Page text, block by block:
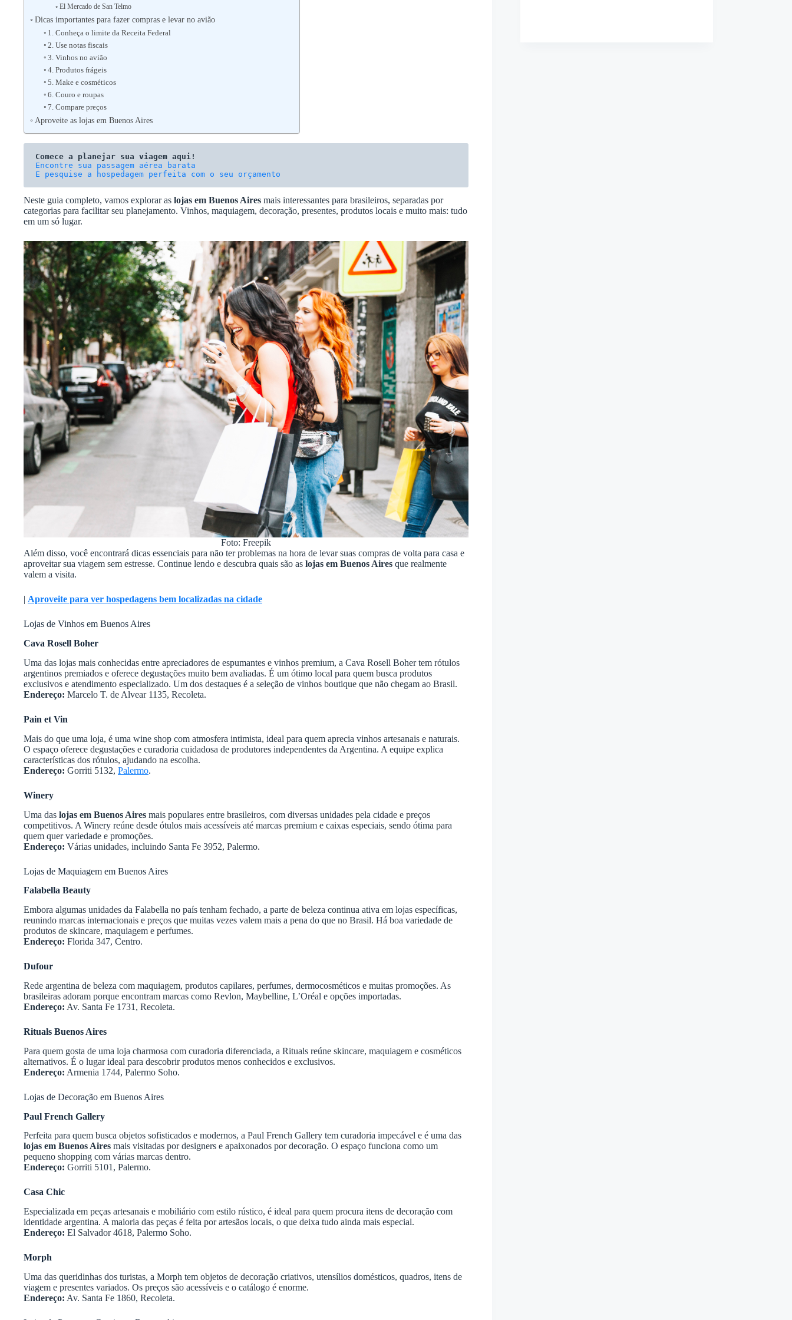
El Mercado de San Telmo
Dicas importantes para fazer compras e levar no avião
1. Conheça o limite da Receita Federal
2. Use notas fiscais
3. Vinhos no avião
4. Produtos frágeis
5. Make e cosméticos
6. Couro e roupas
7. Compare preços
Aproveite as lojas em Buenos Aires
Comece a planejar sua viagem aqui!
E pesquise a hospedagem perfeita com o seu orçamento
Neste guia completo, vamos explorar as lojas em Buenos Aires mais interessantes para brasileiros, separadas por
categorias para facilitar seu planejamento. Vinhos, maquiagem, decoração, presentes, produtos locais e muito mais: tudo
em um só lugar.
Foto: Freepik
Além disso, você encontrará dicas essenciais para não ter problemas na hora de levar suas compras de volta para casa e
aproveitar sua viagem sem estresse. Continue lendo e descubra quais são as lojas em Buenos Aires que realmente
valem a visita.
| Aproveite para ver hospedagens bem localizadas na cidade
Lojas de Vinhos em Buenos Aires
Cava Rosell Boher
Uma das lojas mais conhecidas entre apreciadores de espumantes e vinhos premium, a Cava Rosell Boher tem rótulos
argentinos premiados e oferece degustações muito bem avaliadas. É um ótimo local para quem busca produtos
exclusivos e atendimento especializado. Um dos destaques é a seleção de vinhos boutique que não chegam ao Brasil.
Endereço: Marcelo T. de Alvear 1135, Recoleta.
Pain et Vin
Mais do que uma loja, é uma wine shop com atmosfera intimista, ideal para quem aprecia vinhos artesanais e naturais.
O espaço oferece degustações e curadoria cuidadosa de produtores independentes da Argentina. A equipe explica
características dos rótulos, ajudando na escolha.
Endereço: Gorriti 5132, Palermo.
Winery
Uma das lojas em Buenos Aires mais populares entre brasileiros, com diversas unidades pela cidade e preços
competitivos. A Winery reúne desde ótulos mais acessíveis até marcas premium e caixas especiais, sendo ótima para
quem quer variedade e promoções.
Endereço: Várias unidades, incluindo Santa Fe 3952, Palermo.
Lojas de Maquiagem em Buenos Aires
Falabella Beauty
Embora algumas unidades da Falabella no país tenham fechado, a parte de beleza continua ativa em lojas específicas,
reunindo marcas internacionais e preços que muitas vezes valem mais a pena do que no Brasil. Há boa variedade de
produtos de skincare, maquiagem e perfumes.
Endereço: Florida 347, Centro.
Dufour
Rede argentina de beleza com maquiagem, produtos capilares, perfumes, dermocosméticos e muitas promoções. As
brasileiras adoram porque encontram marcas como Revlon, Maybelline, L’Oréal e opções importadas.
Endereço: Av. Santa Fe 1731, Recoleta.
Rituals Buenos Aires
Para quem gosta de uma loja charmosa com curadoria diferenciada, a Rituals reúne skincare, maquiagem e cosméticos
alternativos. É o lugar ideal para descobrir produtos menos conhecidos e exclusivos.
Endereço: Armenia 1744, Palermo Soho.
Lojas de Decoração em Buenos Aires
Paul French Gallery
Perfeita para quem busca objetos sofisticados e modernos, a Paul French Gallery tem curadoria impecável e é uma das
lojas em Buenos Aires mais visitadas por designers e apaixonados por decoração. O espaço funciona como um
pequeno shopping com várias marcas dentro.
Endereço: Gorriti 5101, Palermo.
Casa Chic
Especializada em peças artesanais e mobiliário com estilo rústico, é ideal para quem procura itens de decoração com
identidade argentina. A maioria das peças é feita por artesãos locais, o que deixa tudo ainda mais especial.
Endereço: El Salvador 4618, Palermo Soho.
Morph
Uma das queridinhas dos turistas, a Morph tem objetos de decoração criativos, utensílios domésticos, quadros, itens de
viagem e presentes variados. Os preços são acessíveis e o catálogo é enorme.
Endereço: Av. Santa Fe 1860, Recoleta.